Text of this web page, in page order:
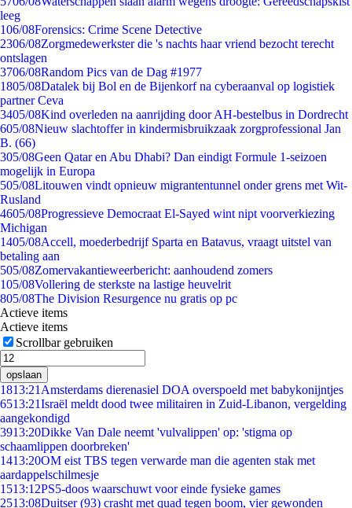
leeg
106/08Forensics: Crime Scene Detective
2306/08Zorgmedewerkster die 's nachts haar vriend bezocht terecht
ontslagen
3706/08Random Pics van de Dag #1977
1805/08Datalek bij Bol en de Bijenkorf na cyberaanval op logistiek
partner Ceva
3405/08Kind overleden na aanrijding door AH-bestelbus in Dordrecht
605/08Nieuw slachtoffer in kindermisbruikzaak zorgprofessional Jan
B. (66)
305/08Geen Qatar en Abu Dhabi? Dan eindigt Formule 1-seizoen
mogelijk in Europa
505/08Litouwen vindt opnieuw migrantentunnel onder grens met Wit-
Rusland
4605/08Progressieve Democraat El-Sayed wint nipt voorverkiezing
Michigan
1405/08Accell, moederbedrijf Sparta en Batavus, vraagt uitstel van
betaling aan
505/08Zomervakantieweerbericht: aanhoudend zomers
105/08Vollering de sterkste na lastige heuvelrit
805/08The Division Resurgence nu gratis op pc
Actieve items
Actieve items
Scrollbar gebruiken
opslaan
1813:21 Amsterdams dierenasiel DOA overspoeld met babykonijntjes
6513:21Israël meldt dood twee militairen in Zuid-Libanon, vergelding
aangekondigd
3913:20Dikke Van Dale neemt 'vulvalippen' op: 'stigma op
schaamlippen doorbreken'
1413:20OM eist TBS tegen verwarde man die agenten stak met
aardappelschilmesje
1513:12PS5-doos waarschuwt voor einde fysieke games
2513:08Duitser (93) crasht met quad tegen boom, vier gewonden